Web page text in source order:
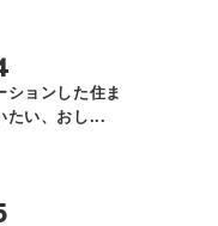
ションした住ま
たい、おし...